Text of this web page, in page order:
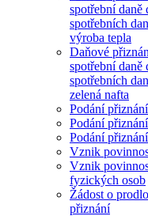
spotřební daně
spotřebních
výroba tepla
Daňové
spotřební daně
spotřebních
zelená nafta
Podání
Podání
Podání
Vznik
Vznik
fyzických osob
Žádost o
přiznání